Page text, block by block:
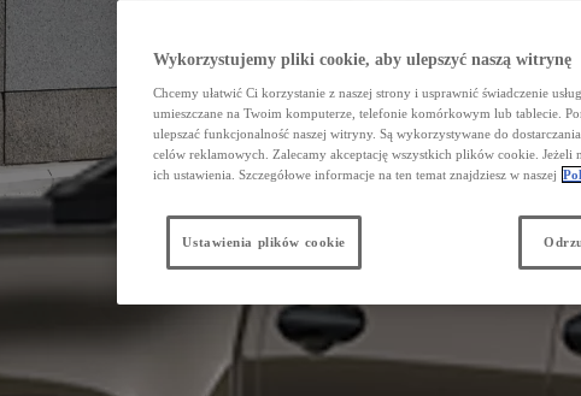
Wykorzystujemy pliki cookie, aby ulepszyć naszą witrynę
Chcemy ułatwić Ci korzystanie z naszej strony i usprawnić świadczenie
umieszczane na Twoim komputerze, telefonie komórkowym lub tablecie.
ulepszać funkcjonalność naszej witryny. Są wykorzystywane do
celów reklamowych. Zalecamy akceptację wszystkich plików cookie. Jeżeli
ich ustawienia. Szczegółowe informacje na ten temat znajdziesz w naszej
Ustawienia plików cookie